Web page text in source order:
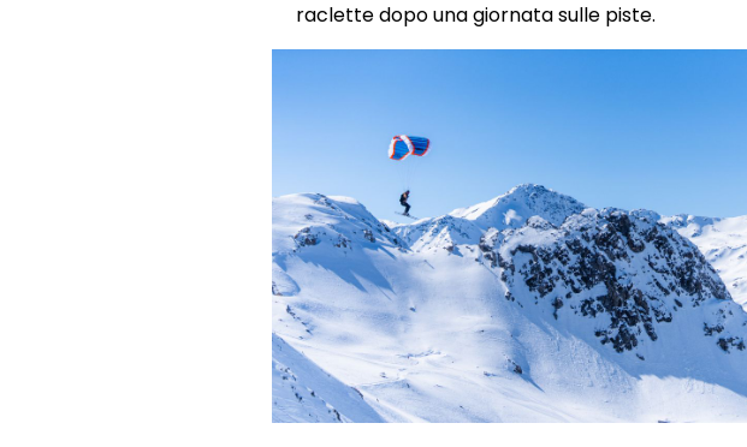
raclette dopo una giornata sulle piste.